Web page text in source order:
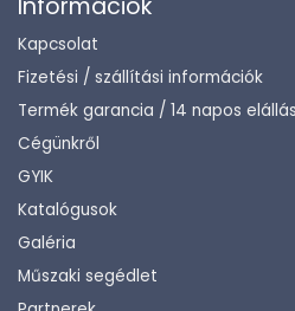
Információk
Kapcsolat
Fizetési / szállítási információk
Termék garancia / 14 napos elállás
Cégünkről
GYIK
Katalógusok
Galéria
Műszaki segédlet